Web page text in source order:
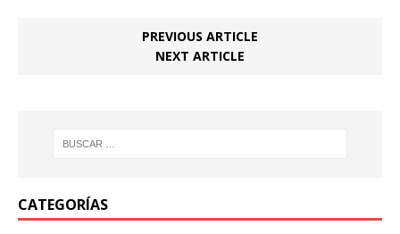
PREVIOUS ARTICLE
NEXT ARTICLE
CATEGORÍAS